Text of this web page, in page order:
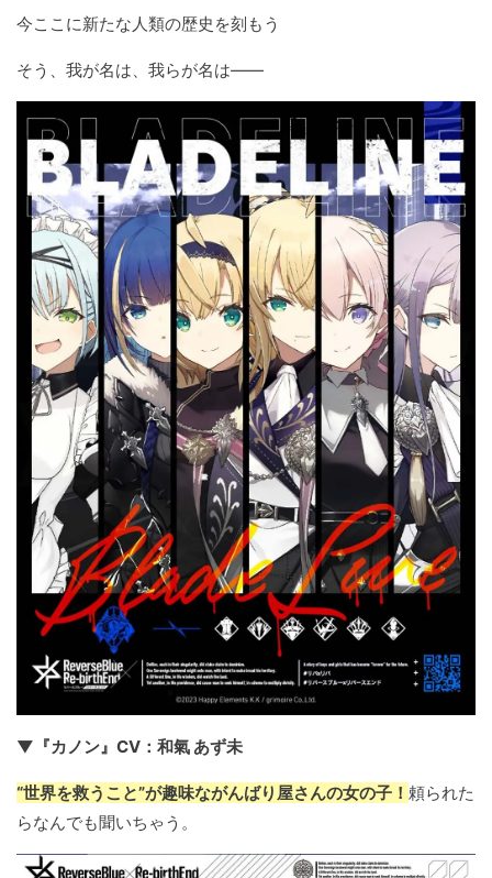
今ここに新たな人類の歴史を刻もう
そう、我が名は、我らが名は――
▼『カノン』CV：和氣 あず未
“世界を救うこと”が趣味ながんばり屋さんの女の子！ 頼られた
らなんでも聞いちゃう。